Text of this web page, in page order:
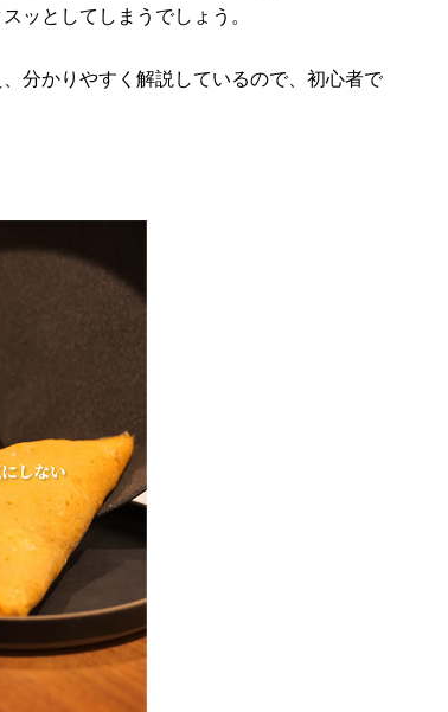
ッとしてしまうでしょう。
分かりやすく解説しているので、初心者で